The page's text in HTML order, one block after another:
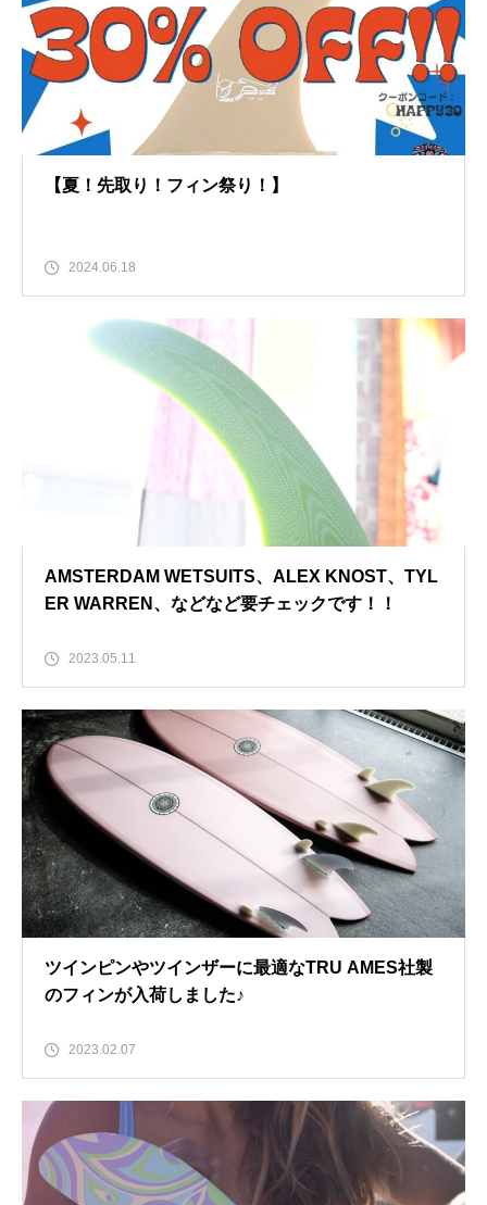
【夏！先取り！フィン祭り！】
2024.06.18
AMSTERDAM WETSUITS、ALEX KNOST、TYL
ER WARREN、などなど要チェックです！！
2023.05.11
ツインピンやツインザーに最適なTRU AMES社製
のフィンが入荷しました♪
2023.02.07